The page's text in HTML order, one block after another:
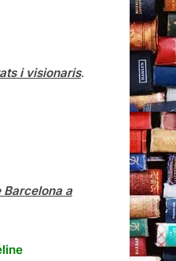
i visionaris.
Barcelona a